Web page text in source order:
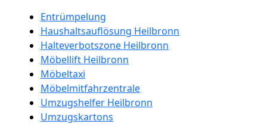
Entrümpelung
Haushaltsauflösung Heilbronn
Halteverbotszone Heilbronn
Möbellift Heilbronn
Möbeltaxi
Möbelmitfahrzentrale
Umzugshelfer Heilbronn
Umzugskartons